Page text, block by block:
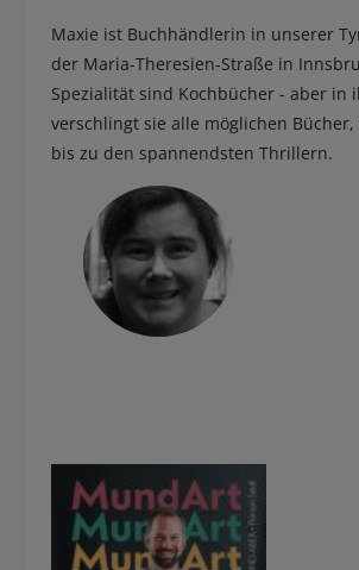
SCHULE & BÜRO
BUCHTIPPS
Maxie ist Buchhändlerin in unserer
der Maria-Theresien-Straße in
Spezialität sind Kochbücher - aber in
verschlingt sie alle möglichen Bücher,
bis zu den spannendsten Thrillern.